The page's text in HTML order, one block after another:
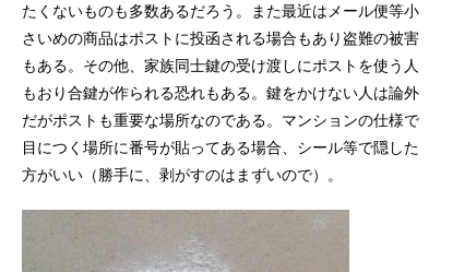
たくないものも多数あるだろう。また最近はメール便等小
さいめの商品はポストに投函される場合もあり盗難の被害
もある。その他、家族同士鍵の受け渡しにポストを使う人
もおり合鍵が作られる恐れもある。鍵をかけない人は論外
だがポストも重要な場所なのである。マンションの仕様で
目につく場所に番号が貼ってある場合、シール等で隠した
方がいい（勝手に、剥がすのはまずいので）。